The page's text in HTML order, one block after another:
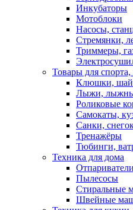
Инкубаторы
Мотоблоки
Насосы,
Стремянки,
Триммеры,
Товары для
Клюшки,
Лыжи,
Роликовые
Самокаты,
Санки,
Тренажёры
Тюбинги,
Техника для дома
Пылесосы
Стиральные
Швейные